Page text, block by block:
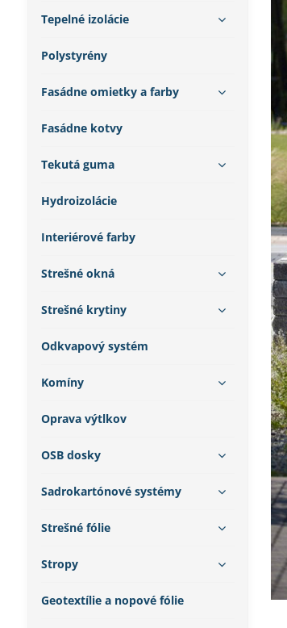
Tepelné izolácie
Polystyrény
Fasádne omietky a farby
Fasádne kotvy
Tekutá guma
Hydroizolácie
Interiérové farby
Strešné okná
Strešné krytiny
Odkvapový systém
Komíny
Oprava výtlkov
OSB dosky
Sadrokartónové systémy
Strešné fólie
Stropy
Geotextílie a nopové fólie